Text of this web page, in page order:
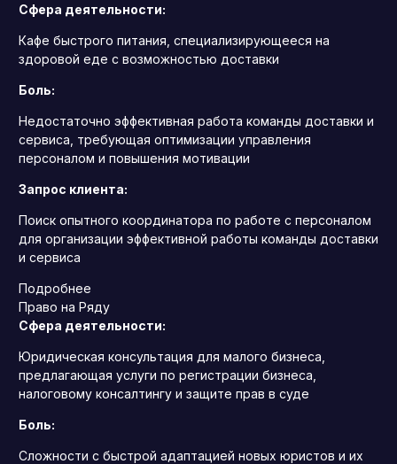
Сфера деятельности:
Кафе быстрого питания, специализирующееся на
здоровой еде с возможностью доставки
Боль:
Недостаточно эффективная работа команды доставки и
сервиса, требующая оптимизации управления
персоналом и повышения мотивации
Запрос клиента:
Поиск опытного координатора по работе с персоналом
для организации эффективной работы команды доставки
и сервиса
Подробнее
Право на Ряду
Сфера деятельности:
Юридическая консультация для малого бизнеса,
предлагающая услуги по регистрации бизнеса,
налоговому консалтингу и защите прав в суде
Боль:
Сложности с быстрой адаптацией новых юристов и их